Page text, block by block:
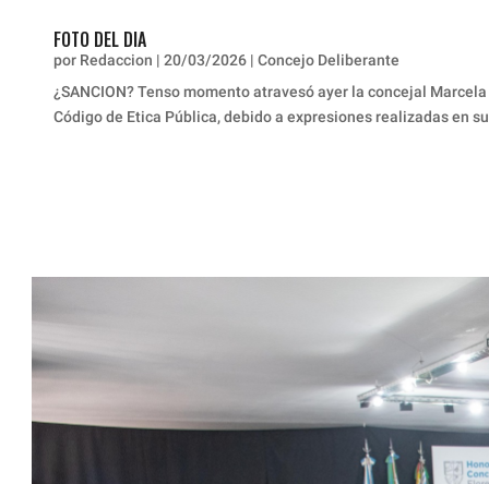
FOTO DEL DIA
por Redaccion | 20/03/2026 | Concejo Deliberante
¿SANCION? Tenso momento atravesó ayer la concejal
Código de Etica Pública, debido a expresiones realizadas en